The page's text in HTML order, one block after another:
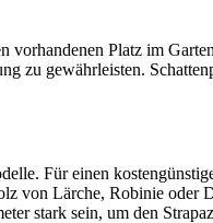
vorhandenen Platz im
zu gewährleisten.
Für einen
von Lärche, Robinie oder
stark sein, um den